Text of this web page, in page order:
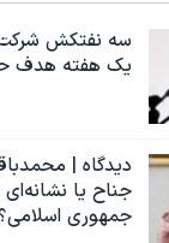
سه نفتکش
یک هفته هدف
دیدگاه |
جناح یا
جمهوری